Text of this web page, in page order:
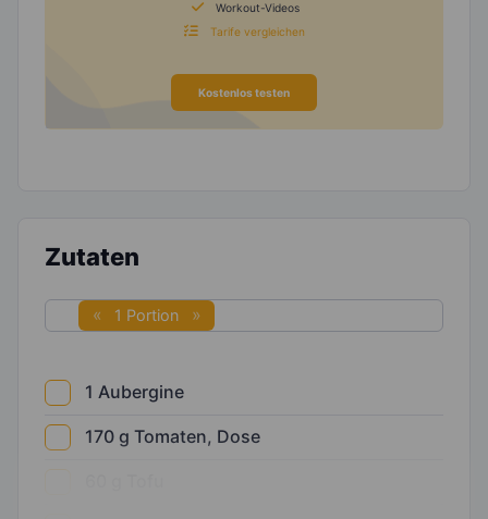
Workout-Videos
Tarife vergleichen
Kostenlos testen
Zutaten
1 Portion
1 Aubergine
170 g Tomaten, Dose